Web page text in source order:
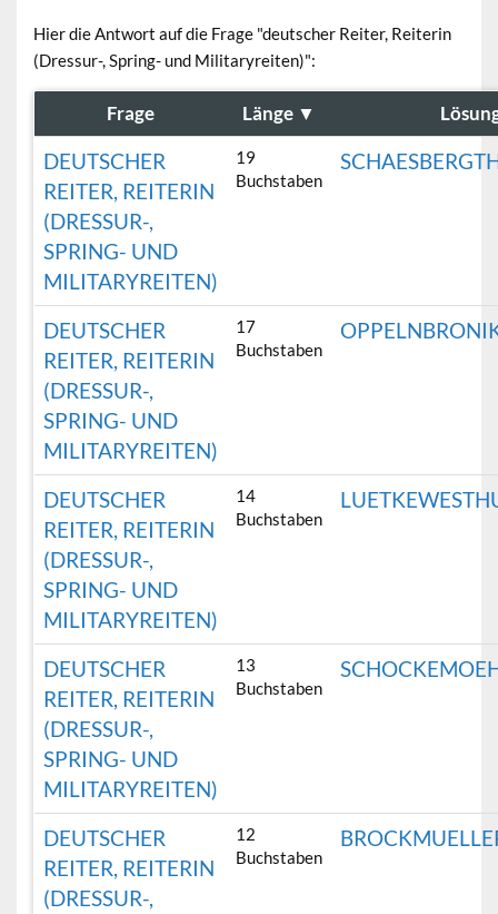
Hier die Antwort auf die Frage "deutscher Reiter, Reiterin
(Dressur-, Spring- und Militaryreiten)":
Frage Länge ▼
DEUTSCHER
REITER, REITERIN
(DRESSUR-,
SPRING- UND
MILITARYREITEN)
19
Buchstaben
DEUTSCHER
REITER, REITERIN
(DRESSUR-,
SPRING- UND
MILITARYREITEN)
17
Buchstaben
DEUTSCHER
REITER, REITERIN
(DRESSUR-,
SPRING- UND
MILITARYREITEN)
14
Buchstaben
DEUTSCHER
REITER, REITERIN
(DRESSUR-,
SPRING- UND
MILITARYREITEN)
13
Buchstaben
DEUTSCHER
REITER, REITERIN
(DRESSUR-,
12
Buchstaben